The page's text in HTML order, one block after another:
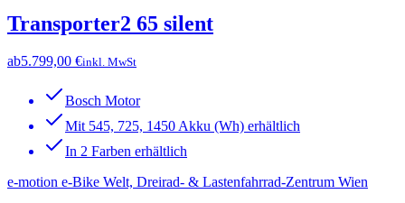
Transporter2 65 silent
ab5.799,00 €inkl. MwSt
Bosch Motor
Mit 545, 725, 1450 Akku (Wh) erhältlich
In 2 Farben erhältlich
e-motion e-Bike Welt, Dreirad- & Lastenfahrrad-Zentrum Wien